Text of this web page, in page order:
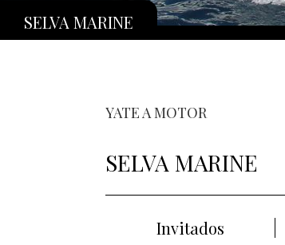
SELVA MARINE
YATE A MOTOR
SELVA MARINE
Invitados